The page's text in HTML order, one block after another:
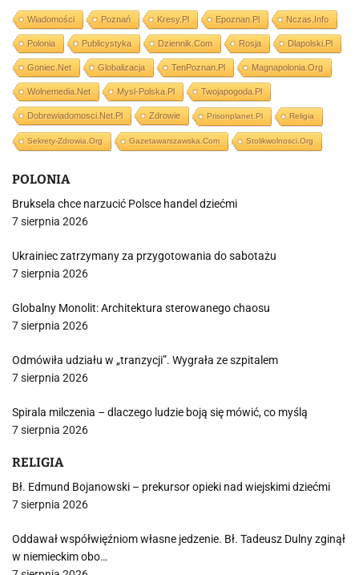
Wiadomości Poznań Kresy.pl Epoznan.pl Nczas.info
Polonia Publicystyka Dziennik.com Rosja Dlapolski.pl
Goniec.net Globalizacja TenPoznan.pl Magnapolonia.org
Wolnemedia.net Mysl-Polska.pl Twojapogoda.pl
Dobrewiadomosci.net.pl Zdrowie Prisonplanet.pl Religia
Sekrety-Zdrowia.org Gazetawarszawska.com Stolikwolnosci.org
POLONIA
Bruksela chce narzucić Polsce handel dziećmi
7 sierpnia 2026
Ukrainiec zatrzymany za przygotowania do sabotażu
7 sierpnia 2026
Globalny Monolit: Architektura sterowanego chaosu
7 sierpnia 2026
Odmówiła udziału w „tranzycji”. Wygrała ze szpitalem
7 sierpnia 2026
Spirala milczenia – dlaczego ludzie boją się mówić, co myślą
7 sierpnia 2026
RELIGIA
Bł. Edmund Bojanowski – prekursor opieki nad wiejskimi dziećmi
7 sierpnia 2026
Oddawał współwięźniom własne jedzenie. Bł. Tadeusz Dulny zginął
w niemieckim obo…